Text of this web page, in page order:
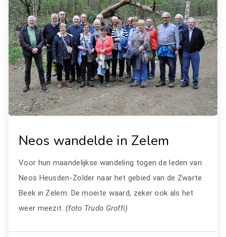
Neos wandelde in Zelem
Voor hun maandelijkse wandeling togen de leden van
Neos Heusden-Zolder naar het gebied van de Zwarte
Beek in Zelem. De moeite waard, zeker ook als het
weer meezit. (foto Trudo Groffi)